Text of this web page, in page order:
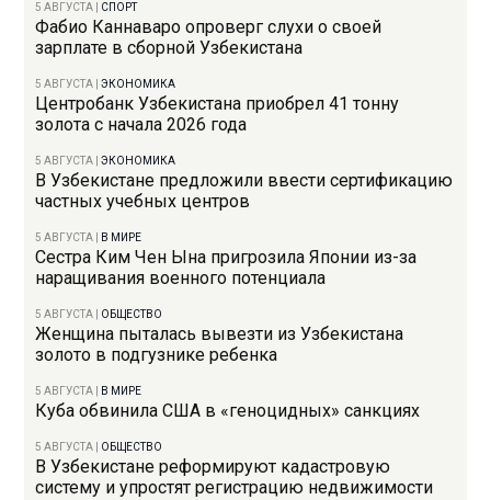
5 АВГУСТА СПОРТ
Фабио Каннаваро опроверг слухи о своей
зарплате в сборной Узбекистана
5 АВГУСТА |ЭКОНОМИКА
Центробанк Узбекистана приобрел 41 тонну
золота с начала 2026 года
5 АВГУСТА |ЭКОНОМИКА
В Узбекистане предложили ввести сертификацию
частных учебных центров
5 АВГУСТА В МИРЕ
Сестра Ким Чен Ына пригрозила Японии из-за
наращивания военного потенциала
5 АВГУСТА ОБЩЕСТВО
Женщина пыталась вывезти из Узбекистана
золото в подгузнике ребенка
5 АВГУСТА В МИРЕ
Куба обвинила США в «геноцидных» санкциях
5 АВГУСТА ОБЩЕСТВО
В Узбекистане реформируют кадастровую
систему и упростят регистрацию недвижимости